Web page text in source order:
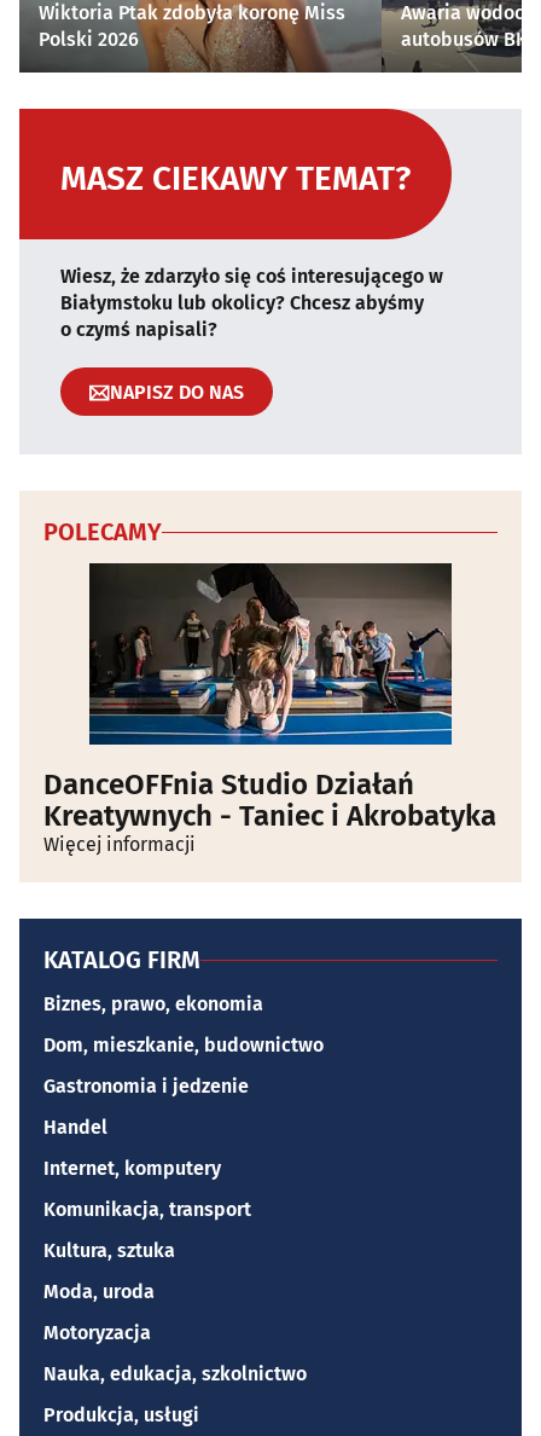
Wiktoria Ptak zdobyła koronę Miss
Polski 2026
Awaria
autobusów
MASZ CIEKAWY TEMAT?
Wiesz, że zdarzyło się coś interesującego w
Białymstoku lub okolicy? Chcesz abyśmy
o czymś napisali?
NAPISZ DO NAS
POLECAMY
DanceOFFnia Studio Działań
Kreatywnych - Taniec i Akrobatyka
Więcej informacji
KATALOG FIRM
Biznes, prawo, ekonomia
Dom, mieszkanie, budownictwo
Gastronomia i jedzenie
Handel
Internet, komputery
Komunikacja, transport
Kultura, sztuka
Moda, uroda
Motoryzacja
Nauka, edukacja, szkolnictwo
Produkcja, usługi